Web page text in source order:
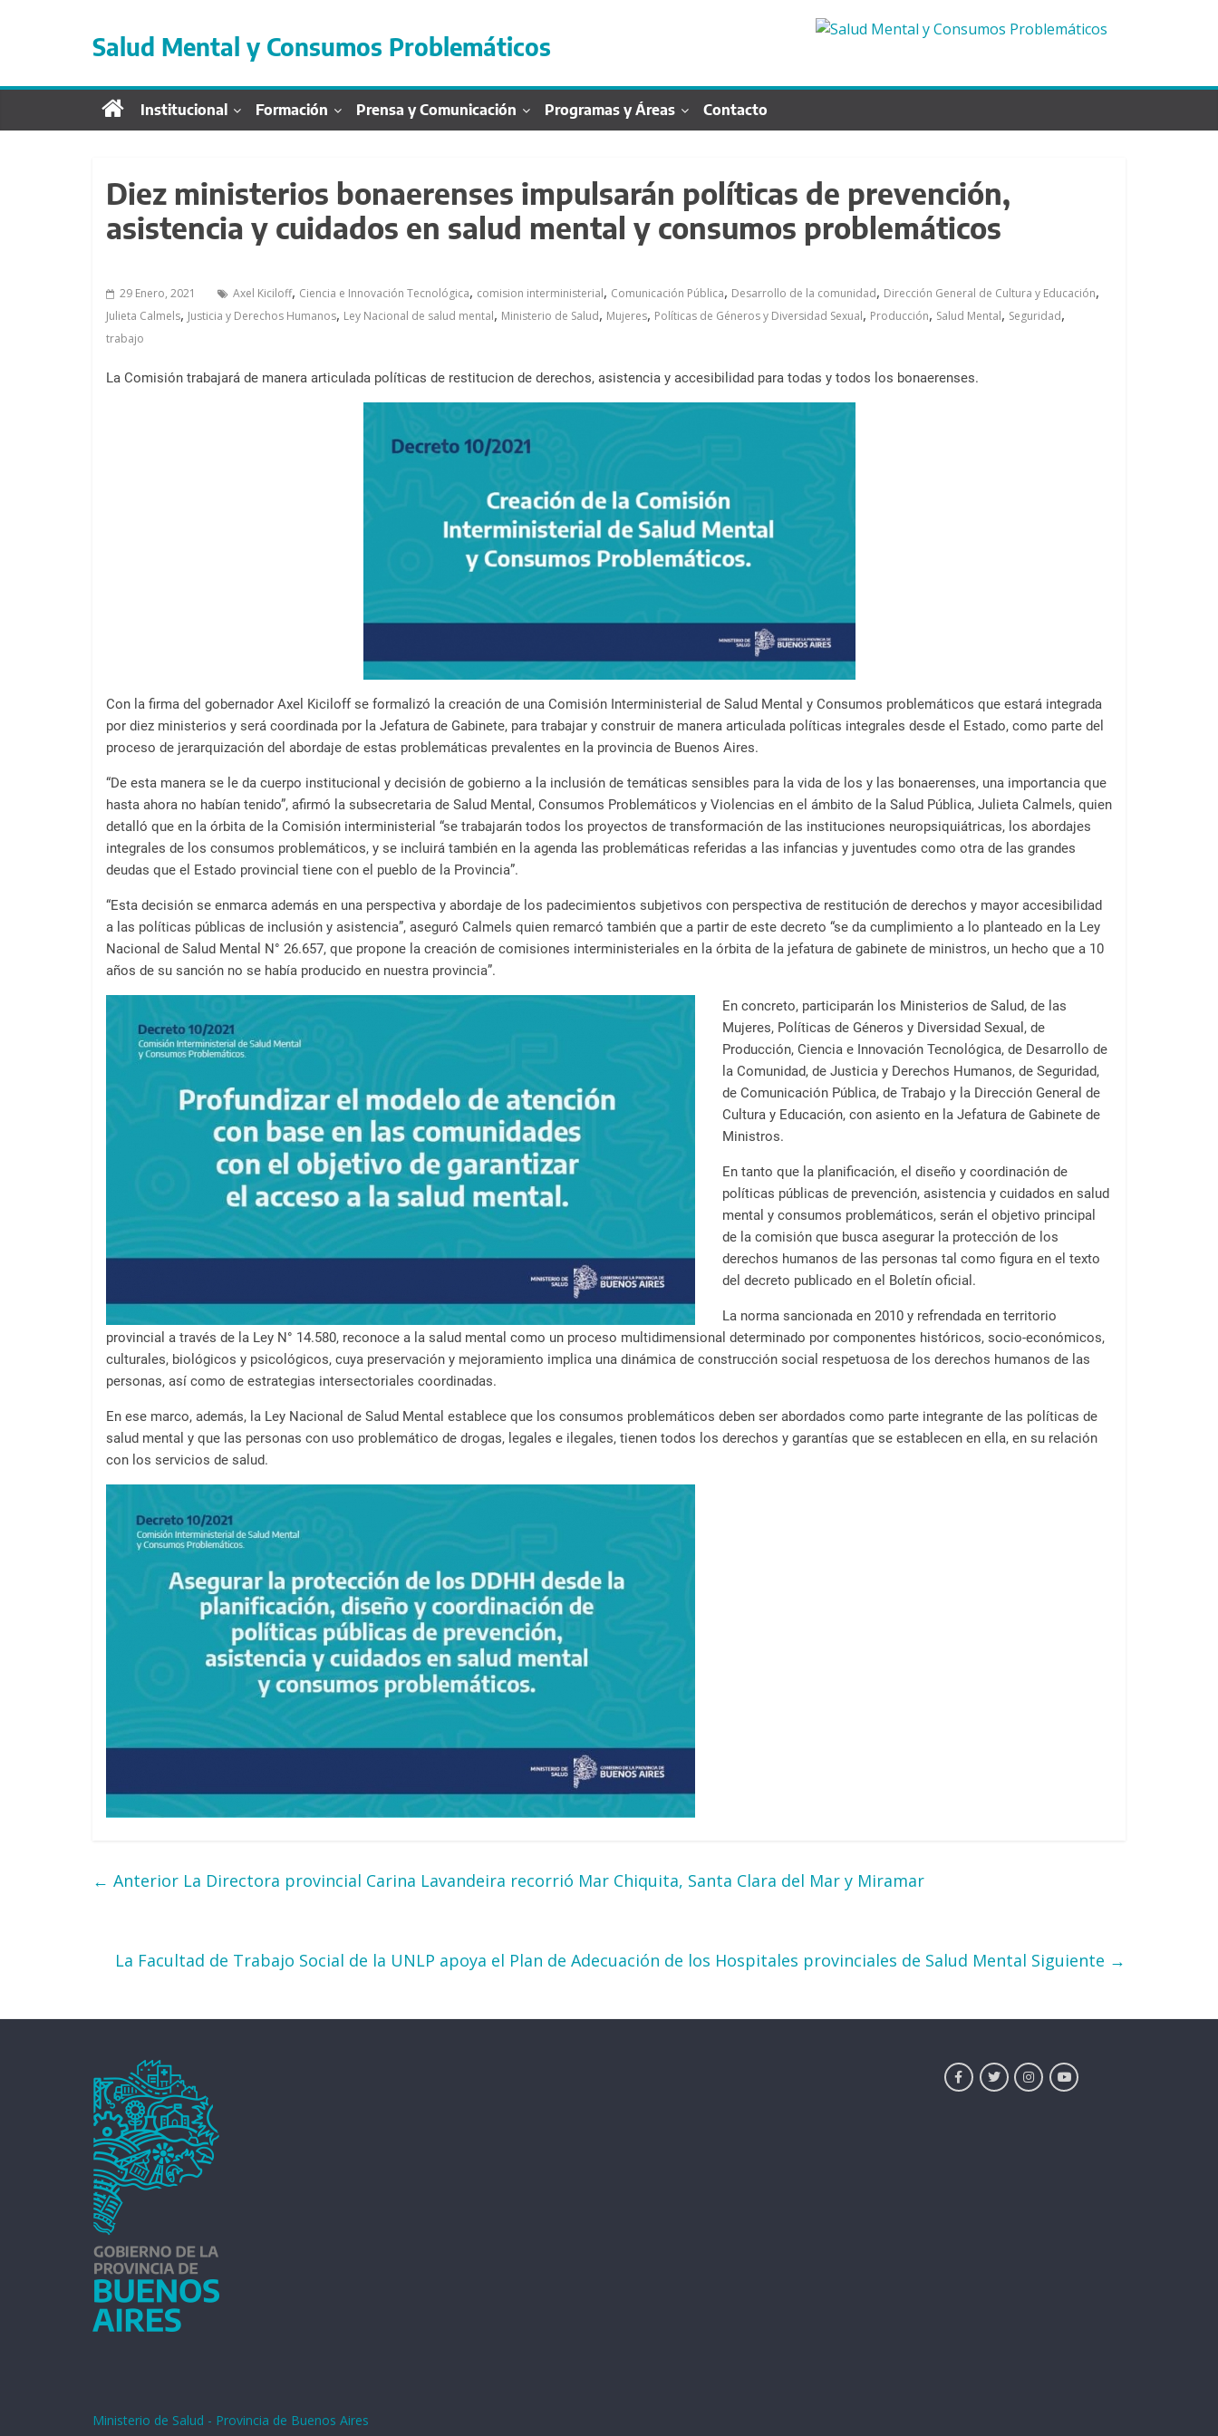
a
Salud Mental y Consumos Problemáticos
Institucional Formación Prensa y Comunicación Programas y Áreas Contacto
Diez ministerios bonaerenses impulsarán políticas de prevención,
asistencia y cuidados en salud mental y consumos problemáticos
29 Enero, 2021 Axel Kiciloff, Ciencia e Innovación Tecnológica, comision interministerial, Comunicación Pública, Desarrollo de la comunidad, Dirección General de Cultura y Educación,
Julieta Calmels, Justicia y Derechos Humanos, Ley Nacional de salud mental, Ministerio de Salud, Mujeres, Políticas de Géneros y Diversidad Sexual, Producción, Salud Mental, Seguridad,
trabajo
La Comisión trabajará de manera articulada políticas de restitucion de derechos, asistencia y accesibilidad para todas y todos los bonaerenses.
Con la firma del gobernador Axel Kiciloff se formalizó la creación de una Comisión Interministerial de Salud Mental y Consumos problemáticos que estará integrada
por diez ministerios y será coordinada por la Jefatura de Gabinete, para trabajar y construir de manera articulada políticas integrales desde el Estado, como parte del
proceso de jerarquización del abordaje de estas problemáticas prevalentes en la provincia de Buenos Aires.
“De esta manera se le da cuerpo institucional y decisión de gobierno a la inclusión de temáticas sensibles para la vida de los y las bonaerenses, una importancia que
hasta ahora no habían tenido”, afirmó la subsecretaria de Salud Mental, Consumos Problemáticos y Violencias en el ámbito de la Salud Pública, Julieta Calmels, quien
detalló que en la órbita de la Comisión interministerial “se trabajarán todos los proyectos de transformación de las instituciones neuropsiquiátricas, los abordajes
integrales de los consumos problemáticos, y se incluirá también en la agenda las problemáticas referidas a las infancias y juventudes como otra de las grandes
deudas que el Estado provincial tiene con el pueblo de la Provincia”.
“Esta decisión se enmarca además en una perspectiva y abordaje de los padecimientos subjetivos con perspectiva de restitución de derechos y mayor accesibilidad
a las políticas públicas de inclusión y asistencia”, aseguró Calmels quien remarcó también que a partir de este decreto “se da cumplimiento a lo planteado en la Ley
Nacional de Salud Mental N° 26.657, que propone la creación de comisiones interministeriales en la órbita de la jefatura de gabinete de ministros, un hecho que a 10
años de su sanción no se había producido en nuestra provincia”.
En concreto, participarán los Ministerios de Salud, de las
Mujeres, Políticas de Géneros y Diversidad Sexual, de
Producción, Ciencia e Innovación Tecnológica, de Desarrollo de
la Comunidad, de Justicia y Derechos Humanos, de Seguridad,
de Comunicación Pública, de Trabajo y la Dirección General de
Cultura y Educación, con asiento en la Jefatura de Gabinete de
Ministros.
En tanto que la planificación, el diseño y coordinación de
políticas públicas de prevención, asistencia y cuidados en salud
mental y consumos problemáticos, serán el objetivo principal
de la comisión que busca asegurar la protección de los
derechos humanos de las personas tal como figura en el texto
del decreto publicado en el Boletín oficial.
La norma sancionada en 2010 y refrendada en territorio
provincial a través de la Ley N° 14.580, reconoce a la salud mental como un proceso multidimensional determinado por componentes históricos, socio-económicos,
culturales, biológicos y psicológicos, cuya preservación y mejoramiento implica una dinámica de construcción social respetuosa de los derechos humanos de las
personas, así como de estrategias intersectoriales coordinadas.
En ese marco, además, la Ley Nacional de Salud Mental establece que los consumos problemáticos deben ser abordados como parte integrante de las políticas de
salud mental y que las personas con uso problemático de drogas, legales e ilegales, tienen todos los derechos y garantías que se establecen en ella, en su relación
con los servicios de salud.
← Anterior La Directora provincial Carina Lavandeira recorrió Mar Chiquita, Santa Clara del Mar y Miramar
La Facultad de Trabajo Social de la UNLP apoya el Plan de Adecuación de los Hospitales provinciales de Salud Mental Siguiente →
Ministerio de Salud - Provincia de Buenos Aires